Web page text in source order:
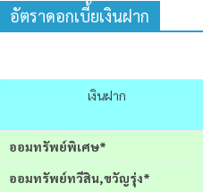
อัตราดอกเบี้ยเงินฝาก
เงินฝาก
ออมทรัพย์พิเศษ*
ออมทรัพย์ทวีสิน,ขวัญรุ่ง*